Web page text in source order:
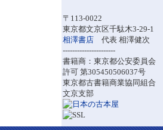
〒113-0022
東京都文京区千駄木3-29-1
相澤書店 代表 相澤健次
----------------------
書籍商：東京都公安委員会
許可 第305450506037号
東京都古書籍商業協同組合
文京支部